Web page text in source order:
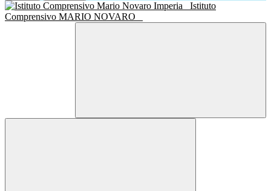
Istituto
Comprensivo MARIO NOVARO